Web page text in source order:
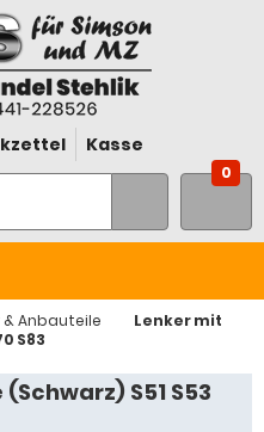
Kasse
0
& Anbauteile
Lenker mit
S83
S51 S53